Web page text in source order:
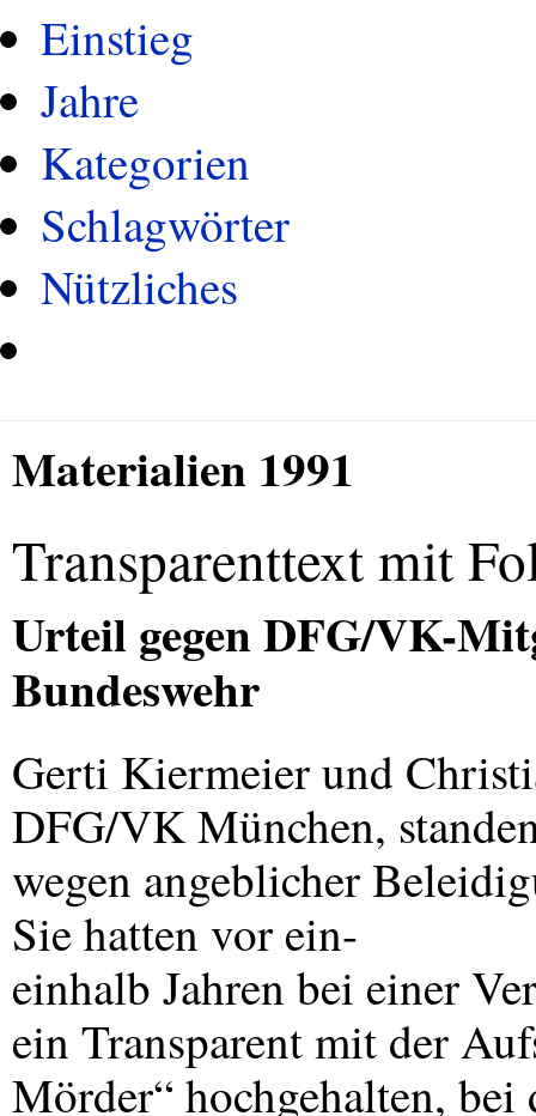
Einstieg
Jahre
Kategorien
Schlagwörter
Nützliches
Materialien 1991
Transparenttext mit
Urteil gegenDFG/VK-
Bundeswehr
Gerti Kiermeier und
DFG/VK München,
wegen angeblicher
Sie hatten vor ein-
einhalb Jahren bei einer
ein Transparent mit der
Mörder“ hochgehalten,